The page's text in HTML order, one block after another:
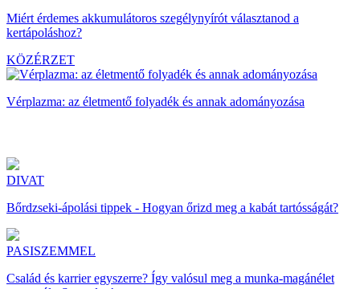
Miért érdemes akkumulátoros szegélynyírót választanod a
kertápoláshoz?
KÖZÉRZET
Vérplazma: az életmentő folyadék és annak adományozása
DIVAT
Bőrdzseki-ápolási tippek - Hogyan őrizd meg a kabát tartósságát?
PASISZEMMEL
Család és karrier egyszerre? Így valósul meg a munka-magánélet